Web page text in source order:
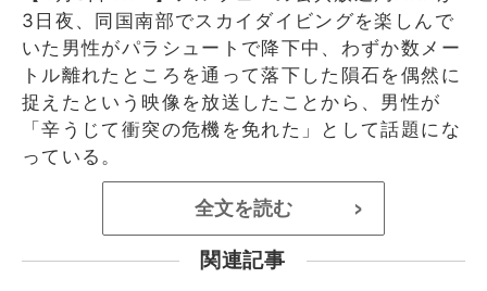
3日夜、同国南部でスカイダイビングを楽しんで
いた男性がパラシュートで降下中、わずか数メー
トル離れたところを通って落下した隕石を偶然に
捉えたという映像を放送したことから、男性が
「辛うじて衝突の危機を免れた」として話題にな
っている。
全文を読む >
関連記事